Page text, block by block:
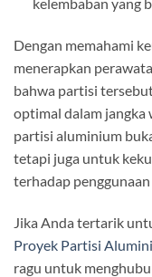
Dengan memahami
menerapkan
bahwa partisi
optimal dalam jangka
partisi aluminium
tetapi juga untuk
terhadap
Jika Anda tertarik
Proyek Partisi
ragu untuk